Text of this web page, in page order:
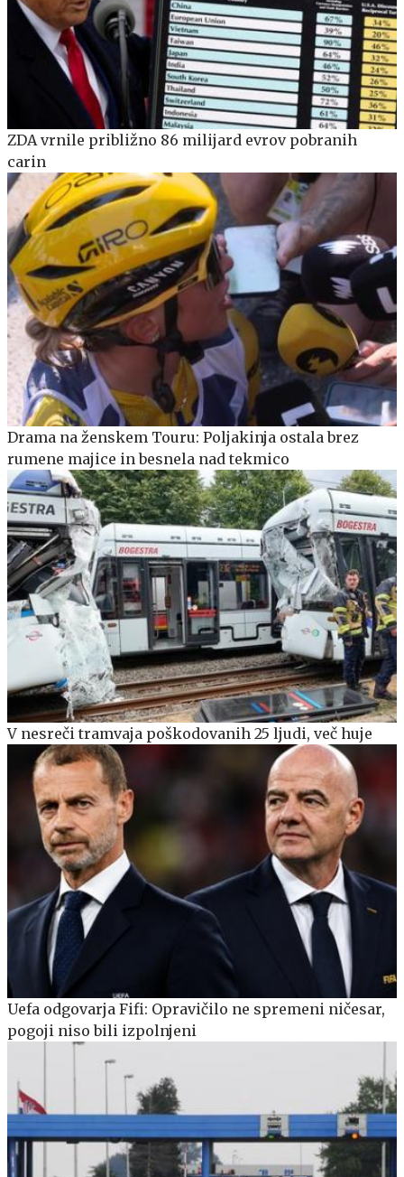
ZDA vrnile približno 86 milijard evrov pobranih
carin
Drama na ženskem Touru: Poljakinja ostala brez
rumene majice in besnela nad tekmico
V nesreči tramvaja poškodovanih 25 ljudi, več huje
Uefa odgovarja Fifi: Opravičilo ne spremeni ničesar,
pogoji niso bili izpolnjeni